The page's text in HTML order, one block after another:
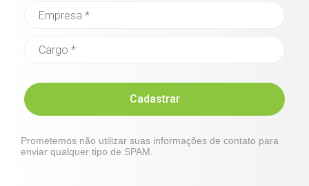
Cadastrar
Prometemos não utilizar suas informações de contato para
enviar qualquer tipo de SPAM.